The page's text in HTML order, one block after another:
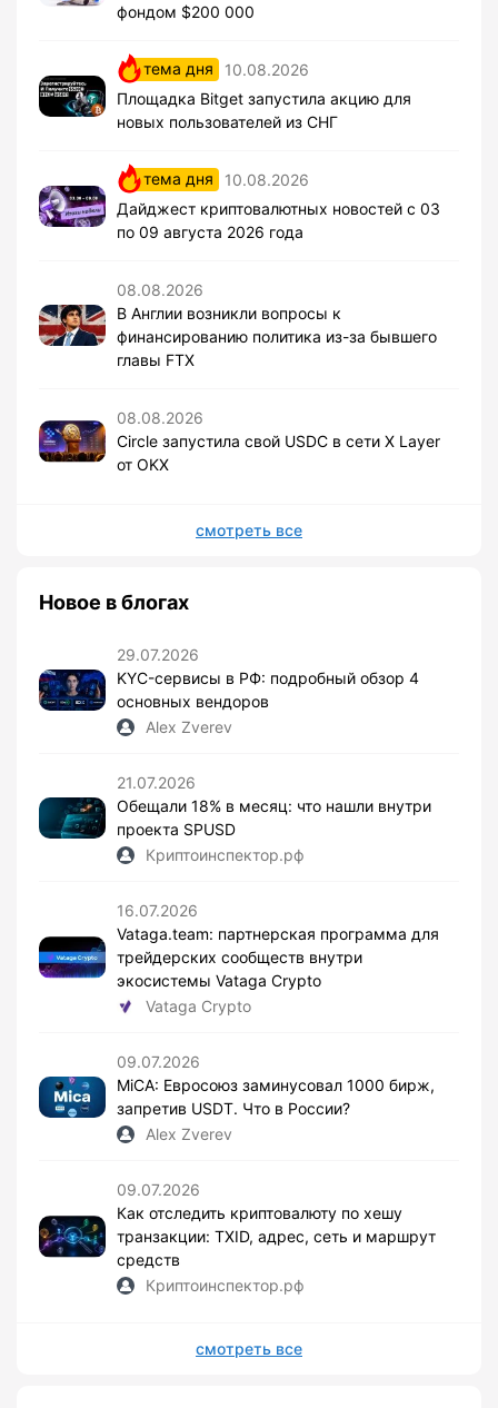
фондом $200 000
тема дня
10.08.2026
Площадка Bitget запустила акцию для
новых пользователей из СНГ
тема дня
10.08.2026
Дайджест криптовалютных новостей с 03
по 09 августа 2026 года
08.08.2026
В Англии возникли вопросы к
финансированию политика из-за бывшего
главы FTX
08.08.2026
Circle запустила свой USDC в сети X Layer
от OKX
смотреть все
Новое в блогах
29.07.2026
KYC-сервисы в РФ: подробный обзор 4
основных вендоров
Alex Zverev
21.07.2026
Обещали 18% в месяц: что нашли внутри
проекта SPUSD
Криптоинспектор.рф
16.07.2026
Vataga.team: партнерская программа для
трейдерских сообществ внутри
экосистемы Vataga Crypto
Vataga Crypto
09.07.2026
MiCA: Евросоюз заминусовал 1000 бирж,
запретив USDT. Что в России?
Alex Zverev
09.07.2026
Как отследить криптовалюту по хешу
транзакции: TXID, адрес, сеть и маршрут
средств
Криптоинспектор.рф
смотреть все